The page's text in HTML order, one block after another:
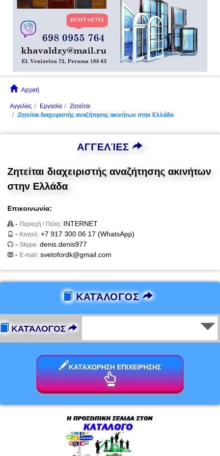
Αρχική
Αγγελίες Εργασία
Ζητείται
Ζητείται διαχειριστής αναζήτησης ακινήτων στην Ελλάδα
ΑΓΓΕΛΊΕΣ
Ζητείται διαχειριστής αναζήτησης ακινήτων
στην Ελλάδα
Επικοινωνία:
- Περιοχή / Πόλη: INTERNET
- Κινητό: +7 917 300 06 17 (WhatsApp)
- Skype: denis.denis977
- E-mail: svetofordk@gmail.com
ΚΑΤΆΛΟΓΟΣ
ΚΑΤΆΛΟΓΟΣ
ΚΑΤΑΧΩΡΗΣΗ ΕΠΙΧΕΙΡΗΣΗΣ